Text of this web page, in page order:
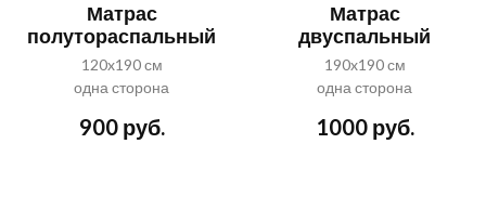
Матрас
полутораспальный
120x190 см
одна сторона
900 руб.
Матрас
двуспальный
190x190 см
одна сторона
1000 руб.